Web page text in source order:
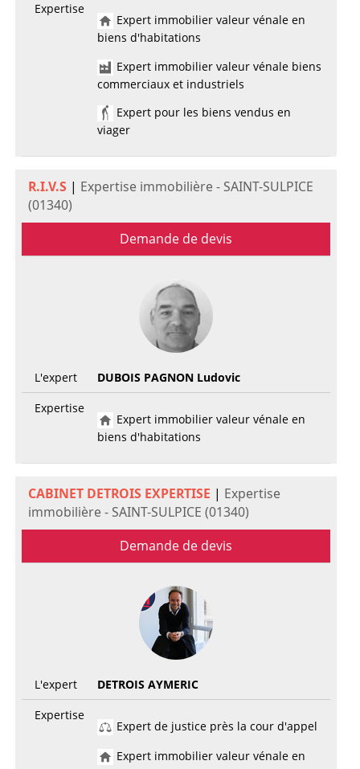
Expertise
Expert immobilier valeur vénale en
biens d'habitations
Expert immobilier valeur vénale biens
commerciaux et industriels
Expert pour les biens vendus en
viager
R.I.V.S | Expertise immobilière - SAINT-SULPICE
(01340)
Demande de devis
L'expert
DUBOIS PAGNON Ludovic
Expertise
Expert immobilier valeur vénale en
biens d'habitations
CABINET DETROIS EXPERTISE | Expertise
immobilière - SAINT-SULPICE (01340)
Demande de devis
L'expert
DETROIS AYMERIC
Expertise
Expert de justice près la cour d'appel
Expert immobilier valeur vénale en